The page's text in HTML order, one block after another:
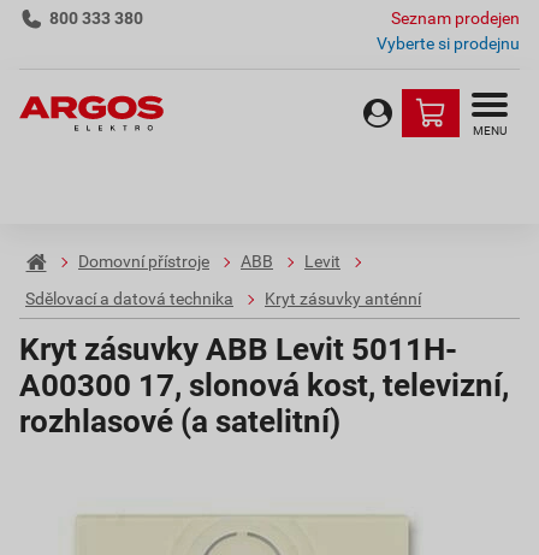
800 333 380
Seznam prodejen
Vyberte si prodejnu
MENU
Domovní přístroje ABB
Levit
Sdělovací a datová technika
Kryt zásuvky anténní
Kryt zásuvky ABB Levit 5011H-
A00300 17, slonová kost, televizní,
rozhlasové (a satelitní)